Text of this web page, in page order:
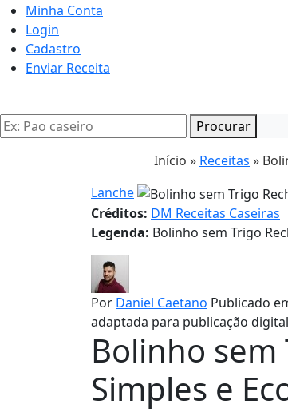
Minha Conta
Login
Cadastro
Enviar Receita
Procurar
Início » Receitas »
Lanche
Créditos: DM Receitas Caseiras
Legenda: Bolinho sem Trigo
Por Daniel Caetano Publicado
adaptada para publicação digital
Bolinho sem
Simples e